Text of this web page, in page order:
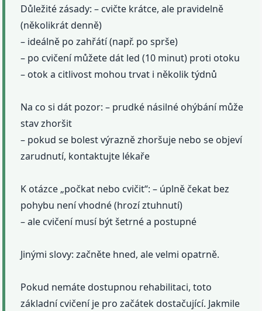
Důležité zásady: – cvičte krátce, ale pravidelně
(několikrát denně)
– ideálně po zahřátí (např. po sprše)
– po cvičení můžete dát led (10 minut) proti otoku
– otok a citlivost mohou trvat i několik týdnů
Na co si dát pozor: – prudké násilné ohýbání může
stav zhoršit
– pokud se bolest výrazně zhoršuje nebo se objeví
zarudnutí, kontaktujte lékaře
K otázce „počkat nebo cvičit“: – úplně čekat bez
pohybu není vhodné (hrozí ztuhnutí)
– ale cvičení musí být šetrné a postupné
Jinými slovy: začněte hned, ale velmi opatrně.
Pokud nemáte dostupnou rehabilitaci, toto
základní cvičení je pro začátek dostačující. Jakmile